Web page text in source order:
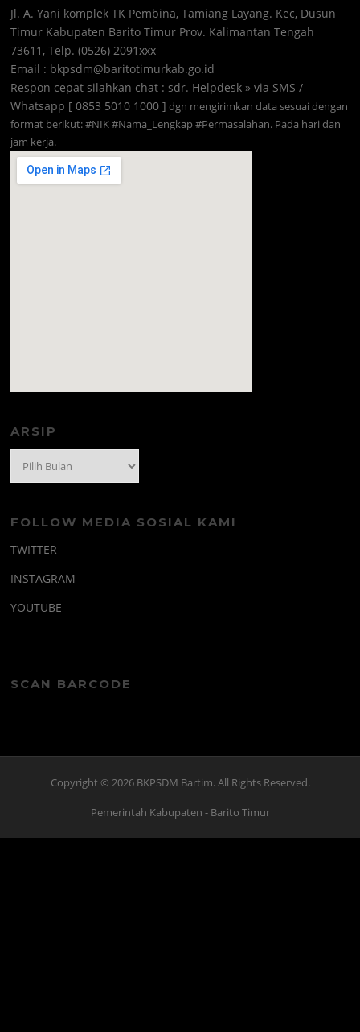
Jl. A. Yani komplek TK Pembina, Tamiang Layang. Kec, Dusun
Timur Kabupaten Barito Timur Prov. Kalimantan Tengah
73611, Telp. (0526) 2091xxx
Email : bkpsdm@baritotimurkab.go.id
Respon cepat silahkan chat : sdr. Helpdesk » via SMS /
Whatsapp [ 0853 5010 1000 ] dgn mengirimkan data sesuai dengan
format berikut: #NIK #Nama_Lengkap #Permasalahan. Pada hari dan
jam kerja.
ARSIP
FOLLOW MEDIA SOSIAL KAMI
TWITTER
INSTAGRAM
YOUTUBE
SCAN BARCODE
Copyright © 2026 BKPSDM Bartim. All Rights Reserved.
Pemerintah Kabupaten - Barito Timur